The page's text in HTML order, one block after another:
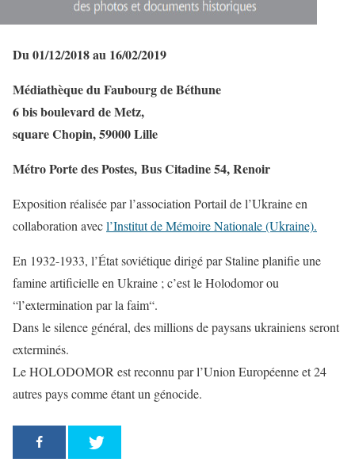
Du 01/12/2018 au 16/02/2019
Médiathèque du Faubourg de Béthune
6 bis boulevard de Metz,
square Chopin, 59000 Lille
Métro Porte des Postes, Bus Citadine 54, Renoir
Exposition réalisée par l’association Portail de l’Ukraine en
collaboration avecl’Institut de Mémoire Nationale (Ukraine).
En 1932-1933, l’État soviétique dirigé par Staline planifie une
famine artificielle en Ukraine ; c’est le Holodomor ou
“l’extermination par la faim“.
Dans le silence général, des millions de paysans ukrainiens seront
exterminés.
Le HOLODOMOR est reconnu par l’Union Européenne et 24
autres pays comme étant un génocide.